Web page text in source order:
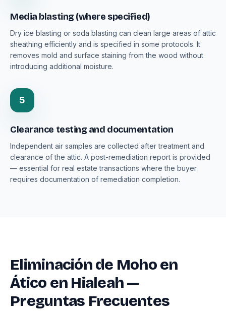
Media blasting (where specified)
Dry ice blasting or soda blasting can clean large areas of attic
sheathing efficiently and is specified in some protocols. It
removes mold and surface staining from the wood without
introducing additional moisture.
5
Clearance testing and documentation
Independent air samples are collected after treatment and
clearance of the attic. A post-remediation report is provided
— essential for real estate transactions where the buyer
requires documentation of remediation completion.
Eliminación de Moho en
Ático en Hialeah —
Preguntas Frecuentes